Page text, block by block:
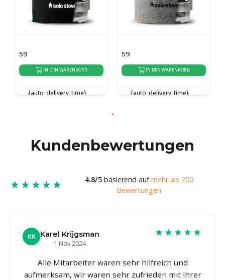
59
IN DEN WARENKORB
{auto_delivery_time}
59
IN DEN WARENKORB
{auto_delivery_time}
Kundenbewertungen
★★★★★ 4.8/5basierend aufmehr als 200
Bewertungen
KK Karel Krijgsman
1 Nov 2024
★★★★★
Alle Mitarbeiter waren sehr hilfreich und
aufmerksam, wir waren sehr zufrieden mit ihrer